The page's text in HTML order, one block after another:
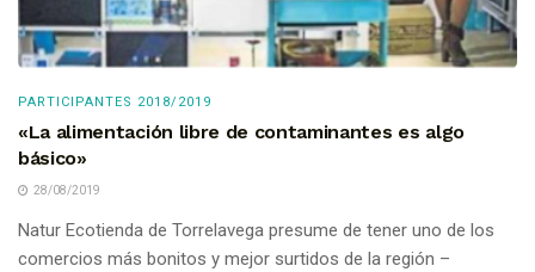
PARTICIPANTES 2018/2019
«La alimentación libre de contaminantes es algo
básico»
28/08/2019
Natur Ecotienda de Torrelavega presume de tener uno de los
comercios más bonitos y mejor surtidos de la región –